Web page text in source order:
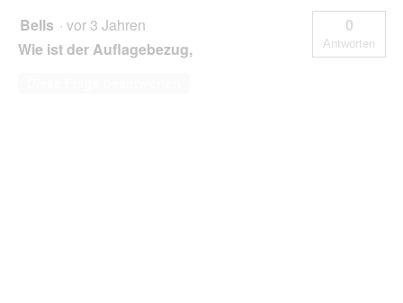
Bells · vor 3 Jahren
Wie ist der Auflagebezug,
0
Antworten